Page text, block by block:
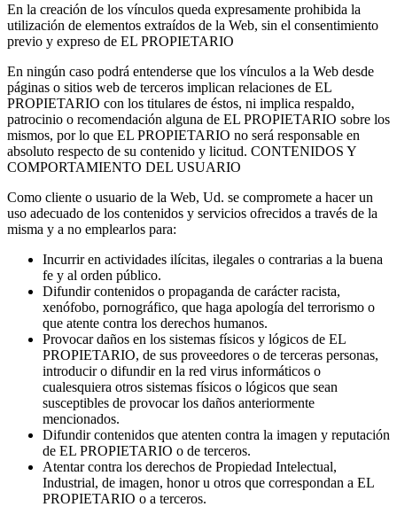
En la creación de los vínculos queda expresamente prohibida la
utilización de elementos extraídos de la Web, sin el consentimiento
previo y expreso de EL PROPIETARIO
En ningún caso podrá entenderse que los vínculos a la Web desde
páginas o sitios web de terceros implican relaciones de EL
PROPIETARIO con los titulares de éstos, ni implica respaldo,
patrocinio o recomendación alguna de EL PROPIETARIO sobre los
mismos, por lo que EL PROPIETARIO no será responsable en
absoluto respecto de su contenido y licitud. CONTENIDOS Y
COMPORTAMIENTO DEL USUARIO
Como cliente o usuario de la Web, Ud. se compromete a hacer un
uso adecuado de los contenidos y servicios ofrecidos a través de la
misma y a no emplearlos para:
Incurrir en actividades ilícitas, ilegales o contrarias a la buena
fe y al orden público.
Difundir contenidos o propaganda de carácter racista,
xenófobo, pornográfico, que haga apología del terrorismo o
que atente contra los derechos humanos.
Provocar daños en los sistemas físicos y lógicos de EL
PROPIETARIO, de sus proveedores o de terceras personas,
introducir o difundir en la red virus informáticos o
cualesquiera otros sistemas físicos o lógicos que sean
susceptibles de provocar los daños anteriormente
mencionados.
Difundir contenidos que atenten contra la imagen y reputación
de EL PROPIETARIO o de terceros.
Atentar contra los derechos de Propiedad Intelectual,
Industrial, de imagen, honor u otros que correspondan a EL
PROPIETARIO o a terceros.